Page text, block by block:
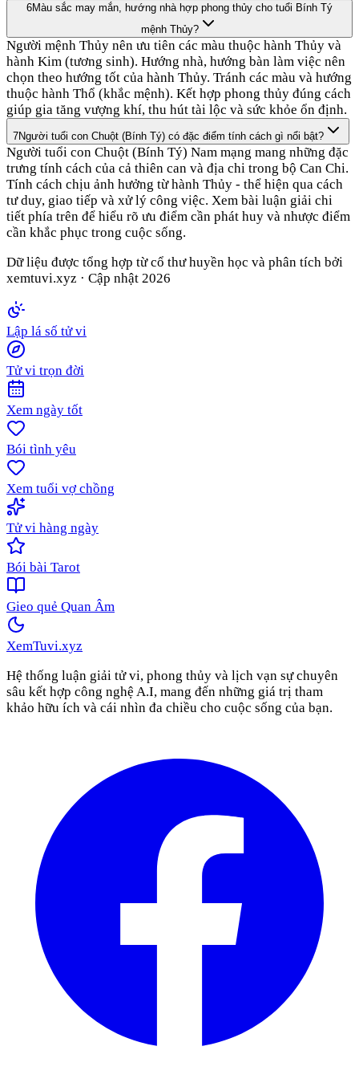
6Màu sắc may mắn, hướng nhà hợp phong thủy cho tuổi Bính Tý
mệnh Thủy?
Người mệnh Thủy nên ưu tiên các màu thuộc hành Thủy và
hành Kim (tương sinh). Hướng nhà, hướng bàn làm việc nên
chọn theo hướng tốt của hành Thủy. Tránh các màu và hướng
thuộc hành Thổ (khắc mệnh). Kết hợp phong thủy đúng cách
giúp gia tăng vượng khí, thu hút tài lộc và sức khỏe ổn định.
7Người tuổi con Chuột (Bính Tý) có đặc điểm tính cách gì nổi bật?
Người tuổi con Chuột (Bính Tý) Nam mạng mang những đặc
trưng tính cách của cả thiên can và địa chi trong bộ Can Chi.
Tính cách chịu ảnh hưởng từ hành Thủy - thể hiện qua cách
tư duy, giao tiếp và xử lý công việc. Xem bài luận giải chi
tiết phía trên để hiểu rõ ưu điểm cần phát huy và nhược điểm
cần khắc phục trong cuộc sống.
Dữ liệu được tổng hợp từ cổ thư huyền học và phân tích bởi
xemtuvi.xyz · Cập nhật 2026
Lập lá số tử vi
Tử vi trọn đời
Xem ngày tốt
Bói tình yêu
Xem tuổi vợ chồng
Tử vi hàng ngày
Bói bài Tarot
Gieo quẻ Quan Âm
XemTuvi.xyz
Hệ thống luận giải tử vi, phong thủy và lịch vạn sự chuyên
sâu kết hợp công nghệ A.I, mang đến những giá trị tham
khảo hữu ích và cái nhìn đa chiều cho cuộc sống của bạn.